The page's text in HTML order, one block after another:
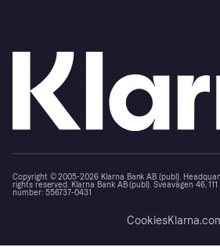
Copyright © 2005-2026 Klarna Bank AB (publ).
rights reserved. Klarna Bank AB (publ). Sveavägen 46,
number: 556737-0431
Cookies